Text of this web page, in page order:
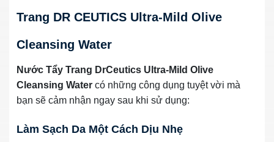
Trang DR CEUTICS Ultra-Mild Olive
Cleansing Water
Nước Tẩy Trang DrCeutics Ultra-Mild Olive
Cleansing Water có những công dụng tuyệt vời mà
bạn sẽ cảm nhận ngay sau khi sử dụng:
Làm Sạch Da Một Cách Dịu Nhẹ